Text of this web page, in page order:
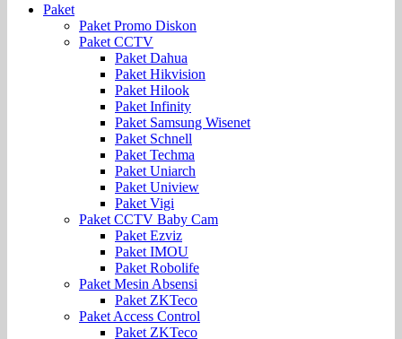
Paket
Paket Promo Diskon
Paket CCTV
Paket Dahua
Paket Hikvision
Paket Hilook
Paket Infinity
Paket Samsung Wisenet
Paket Schnell
Paket Techma
Paket Uniarch
Paket Uniview
Paket Vigi
Paket CCTV Baby Cam
Paket Ezviz
Paket IMOU
Paket Robolife
Paket Mesin Absensi
Paket ZKTeco
Paket Access Control
Paket ZKTeco